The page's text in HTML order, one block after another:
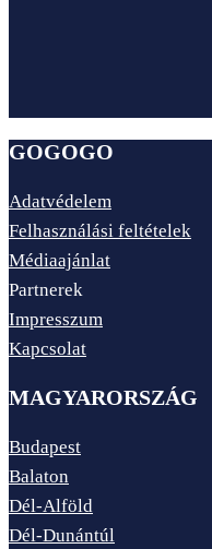
GOGOGO
Adatvédelem
Felhasználási feltételek
Médiaajánlat
Partnerek
Impresszum
Kapcsolat
MAGYARORSZÁG
Budapest
Balaton
Dél-Alföld
Dél-Dunántúl